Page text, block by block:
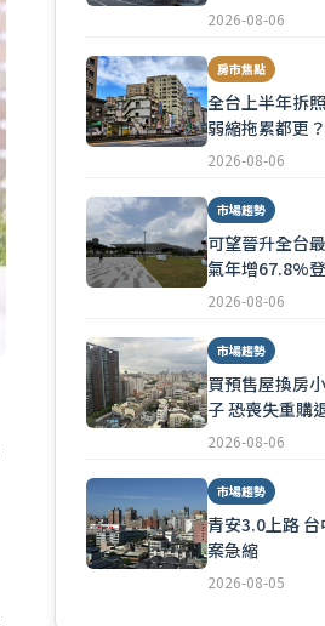
2026-08-06
房市焦點
全台上半年拆
弱縮拖累都更？
2026-08-06
市場趨勢
可望晉升全台
氣年增67.8%
2026-08-06
市場趨勢
買預售屋換房
子 恐喪失重購
2026-08-06
市場趨勢
青安3.0上路
案急縮
2026-08-05